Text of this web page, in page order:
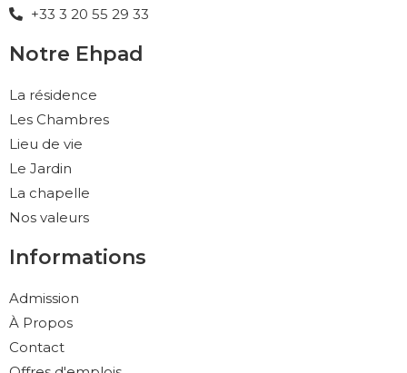
+33 3 20 55 29 33
Notre Ehpad
La résidence
Les Chambres
Lieu de vie
Le Jardin
La chapelle
Nos valeurs
Informations
Admission
À Propos
Contact